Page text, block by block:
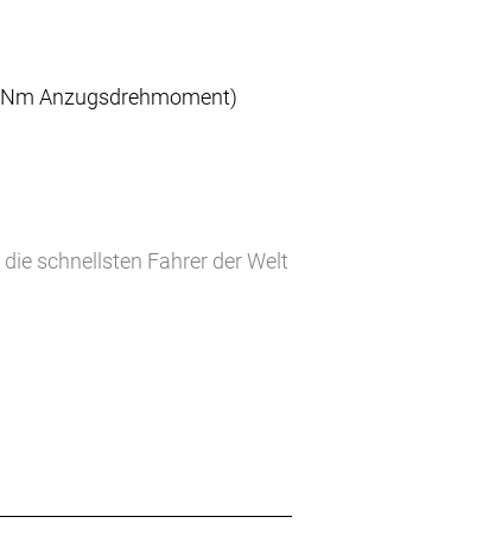
Anzugsdrehmoment)
schnellsten Fahrer der Welt
des Windes.